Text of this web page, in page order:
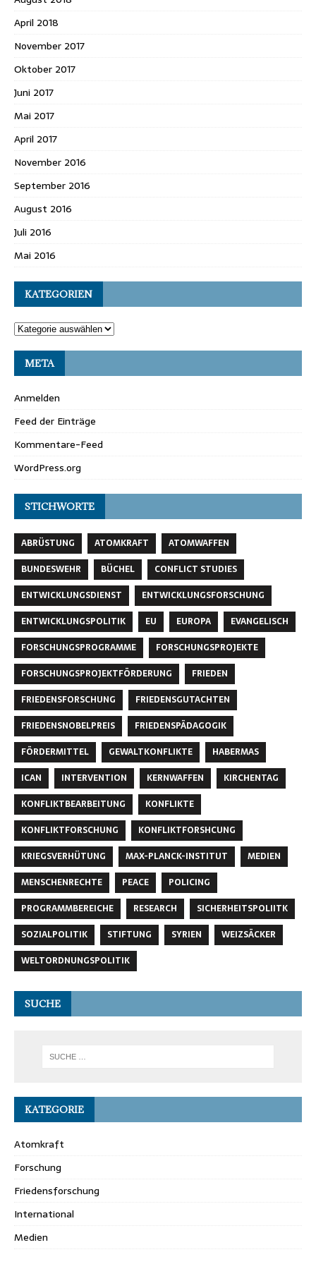
April 2018
November 2017
Oktober 2017
Juni 2017
Mai 2017
April 2017
November 2016
September 2016
August 2016
Juli 2016
Mai 2016
KATEGORIEN
META
Anmelden
Feed der Einträge
Kommentare-Feed
WordPress.org
STICHWORTE
ABRÜSTUNG ATOMKRAFT
ATOMWAFFEN
BUNDESWEHR
BÜCHEL
CONFLICT STUDIES
ENTWICKLUNGSDIENST
ENTWICKLUNGSFORSCHUNG
ENTWICKLUNGSPOLITIK
EU EUROPA
EVANGELISCH
FORSCHUNGSPROGRAMME
FORSCHUNGSPROJEKTE
FORSCHUNGSPROJEKTFÖRDERUNG
FRIEDEN
FRIEDENSFORSCHUNG
FRIEDENSGUTACHTEN
FRIEDENSNOBELPREIS
FRIEDENSPÄDAGOGIK
FÖRDERMITTEL
GEWALTKONFLIKTE
HABERMAS
ICAN
INTERVENTION KERNWAFFEN
KIRCHENTAG
KONFLIKTBEARBEITUNG
KONFLIKTE
KONFLIKTFORSCHUNG
KONFLIKTFORSHCUNG
KRIEGSVERHÜTUNG
MAX-PLANCK-INSTITUT
MEDIEN
MENSCHENRECHTE
PEACE
POLICING
PROGRAMMBEREICHE
RESEARCH
SICHERHEITSPOLIITK
SOZIALPOLITIK
STIFTUNG SYRIEN
WEIZSÄCKER
WELTORDNUNGSPOLITIK
SUCHE
KATEGORIE
Atomkraft
Forschung
Friedensforschung
International
Medien